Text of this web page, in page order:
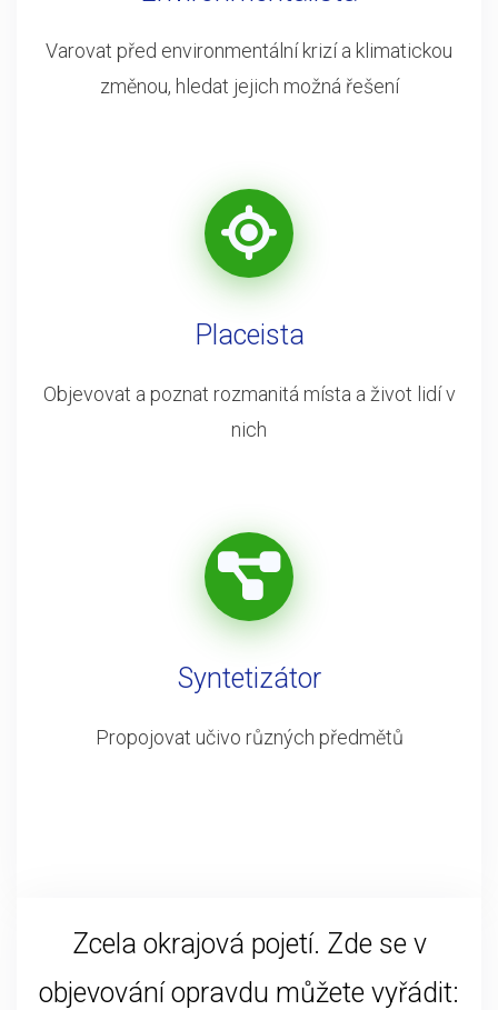
Varovat před environmentální krizí a klimatickou
změnou, hledat jejich možná řešení
Placeista
Objevovat a poznat rozmanitá místa a život lidí v
nich
Syntetizátor
Propojovat učivo různých předmětů
Zcela okrajová pojetí. Zde se v
objevování opravdu můžete vyřádit: